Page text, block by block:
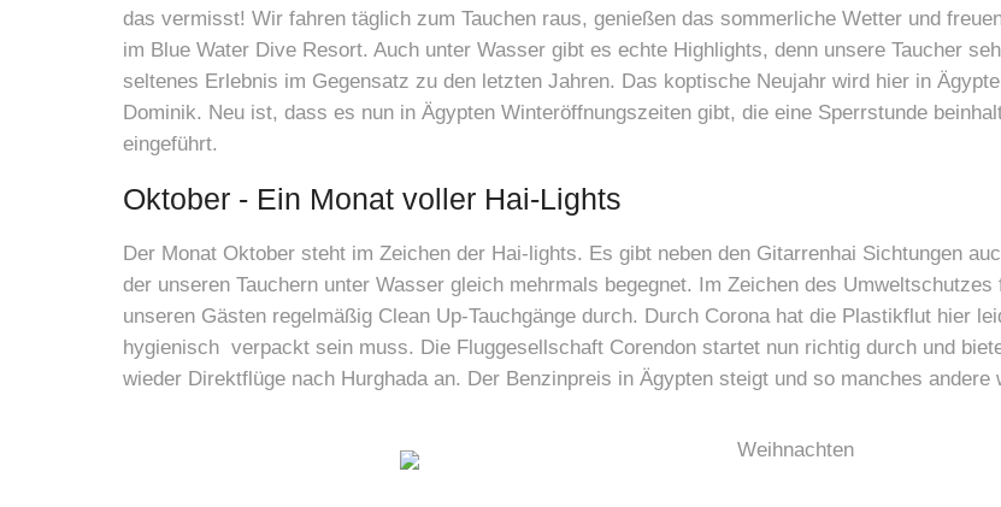
das vermisst! Wir fahren täglich zum Tauchen raus, genießen das sommerliche Wetter und
im Blue Water Dive Resort. Auch unter Wasser gibt es echte Highlights, denn unsere Taucher
seltenes Erlebnis im Gegensatz zu den letzten Jahren. Das koptische Neujahr wird hier in
Dominik. Neu ist, dass es nun in Ägypten Winteröffnungszeiten gibt, die eine Sperrstunde
eingeführt.
Oktober - Ein Monat voller Hai-Lights
Der Monat Oktober steht im Zeichen der Hai-lights. Es gibt neben den Gitarrenhai Sichtungen
der unseren Tauchern unter Wasser gleich mehrmals begegnet. Im Zeichen des
unseren Gästen regelmäßig Clean Up-Tauchgänge durch. Durch Corona hat die Plastikflut hier
hygienisch verpackt sein muss. Die Fluggesellschaft Corendon startet nun richtig durch und
wieder Direktflüge nach Hurghada an. Der Benzinpreis in Ägypten steigt und so manches andere